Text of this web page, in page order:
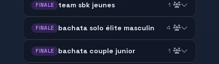
FINALE team sbk jeunes 1
FINALE bachata solo élite masculin 4
FINALE bachata couple junior 1